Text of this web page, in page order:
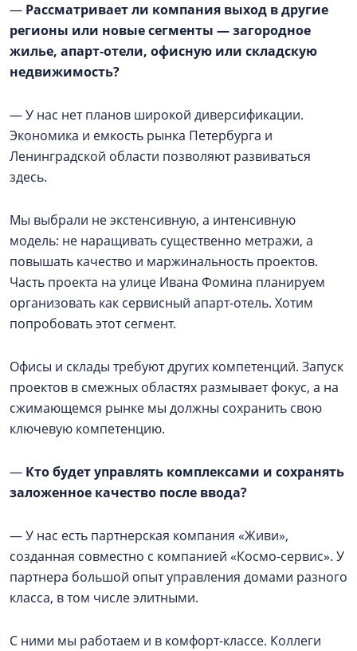
— Рассматривает ли компания выход в другие
регионы или новые сегменты — загородное
жилье, апарт-отели, офисную или складскую
недвижимость?
— У нас нет планов широкой диверсификации.
Экономика и емкость рынка Петербурга и
Ленинградской области позволяют развиваться
здесь.
Мы выбрали не экстенсивную, а интенсивную
модель: не наращивать существенно метражи, а
повышать качество и маржинальность проектов.
Часть проекта на улице Ивана Фомина планируем
организовать как сервисный апарт-отель. Хотим
попробовать этот сегмент.
Офисы и склады требуют других компетенций. Запуск
проектов в смежных областях размывает фокус, а на
сжимающемся рынке мы должны сохранить свою
ключевую компетенцию.
— Кто будет управлять комплексами и сохранять
заложенное качество после ввода?
— У нас есть партнерская компания «Живи»,
созданная совместно с компанией «Космо-сервис». У
партнера большой опыт управления домами разного
класса, в том числе элитными.
С ними мы работаем и в комфорт-классе. Коллеги